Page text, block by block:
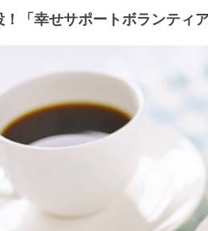
「幸せサポートボランティア